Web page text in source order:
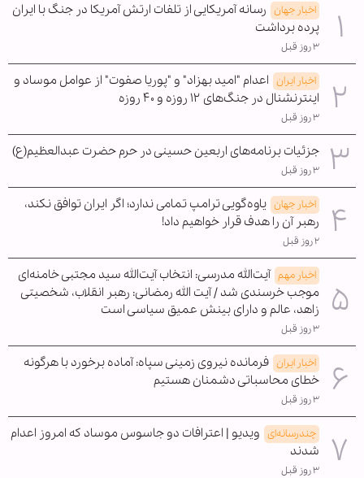
اخبار جهان رسانه آمریکایی از تلفات ارتش آمریکا در جنگ با ایران
پرده برداشت
۳ روز قبل
اخبار ایران اعدام "امید بهزاد" و "پوریا صفوت" از عوامل موساد و
اینترنشنال در جنگ‌های ۱۲ روزه و ۴۰ روزه
۳ روز قبل
جزئیات برنامه‌های اربعین حسینی در حرم حضرت عبدالعظیم(ع)
۳ روز قبل
اخبار جهان یاوه‌گویی ترامپ تمامی ندارد؛ اگر ایران توافق نکند،
رهبر آن را هدف قرار خواهیم داد!
۲ روز قبل
اخبار مهم آیت‌الله مدرسی: انتخاب آیت‌الله سید مجتبی خامنه‌ای
موجب خرسندی شد / آیت الله رمضانی: رهبر انقلاب، شخصیتی
زاهد، عالم و دارای بینش عمیق سیاسی است
۳ روز قبل
اخبار ایران فرمانده نیروی زمینی سپاه: آماده برخورد با هرگونه
خطای محاسباتی دشمنان هستیم
۳ روز قبل
چندرسانه‌ای ویدیو | اعترافات دو جاسوس موساد که امروز اعدام
شدند
۳ روز قبل